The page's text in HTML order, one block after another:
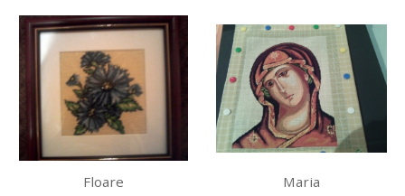
Floare Maria